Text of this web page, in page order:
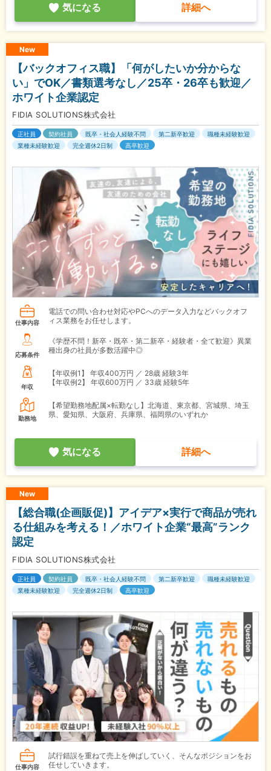
気になる 詳細へ
New
【バックオフィス職】「何がしたいか分からな
い」でOK／書類選考なし／25卒・26卒も歓迎／
ホワイト企業認定
FIDIA SOLUTIONS株式会社
正社員 契約社員 既卒・社会人経験不問 第二新卒歓迎
職種未経験歓迎
業種未経験歓迎
完全週休2日制 高卒歓迎
仕事内容
電話での問い合わせ対応やPCへのデータ入力などバックオフ
ィス業務をお任せします。
応募条件
《学歴不問！新卒・既卒・第二新卒・経験者・全て歓迎》異業
種出身の社員が多数活躍中◎
年収
【年収例1】
年収400万円 ／ 28歳 経験3年
【年収例2】
年収600万円 ／ 33歳 経験5年
勤務地
【希望勤務地配属×転勤なし】北海道、東京都、宮城県、埼玉
県、愛知県、大阪府、兵庫県、福岡県のいずれか
気になる 詳細へ
New
【総合職(企画販促)】アイデア×実行で商品が売れ
る仕組みを考える！／ホワイト企業“最高”ランク
認定
FIDIA SOLUTIONS株式会社
正社員 契約社員 既卒・社会人経験不問 第二新卒歓迎
職種未経験歓迎
業種未経験歓迎
完全週休2日制 高卒歓迎
仕事内容
試行錯誤を重ねて売上を伸ばしていく、そんなポジションをお
任せしていきます。